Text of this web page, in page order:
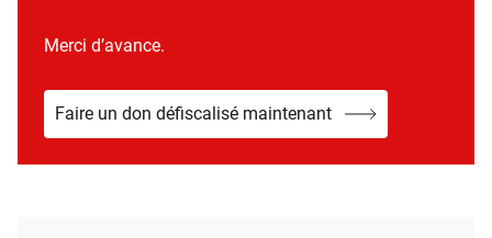
Merci d’avance.
Faire un don défiscalisé maintenant